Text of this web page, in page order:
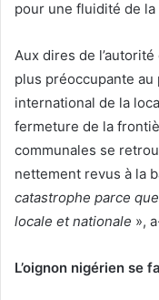
pour une fluidité de
Aux dires de
plus préoccupante au
international de la
fermeture de la
communales se
nettement revus à la
catastrophe parce
locale et nationale »,
L’oignon nigérien se